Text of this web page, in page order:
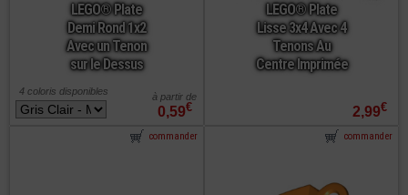
LEGO® Plate
Demi Rond 1x2
Avec un Tenon
sur le Dessus
0,59€
à partir de
4 coloris disponibles
LEGO® Plate
Lisse 3x4 Avec 4
Tenons Au
Centre Imprimée
2,99€
commander commander